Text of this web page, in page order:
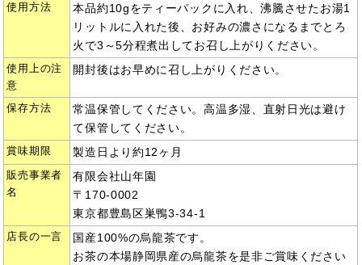
使用方法
本品約10gをティーパックに入れ、沸騰させたお湯1
リットルに入れた後、お好みの濃さになるまでとろ
火で3～5分程煮出してお召し上がりください。
使用上の注
意
開封後はお早めに召し上がりください。
保存方法
常温保管してください。高温多湿、直射日光は避け
て保管してください。
賞味期限 製造日より約12ヶ月
販売事業者
名
有限会社山年園
〒170-0002
東京都豊島区巣鴨3-34-1
店長の一言
国産100%の烏龍茶です。
お茶の本場静岡県産の烏龍茶を是非ご賞味ください